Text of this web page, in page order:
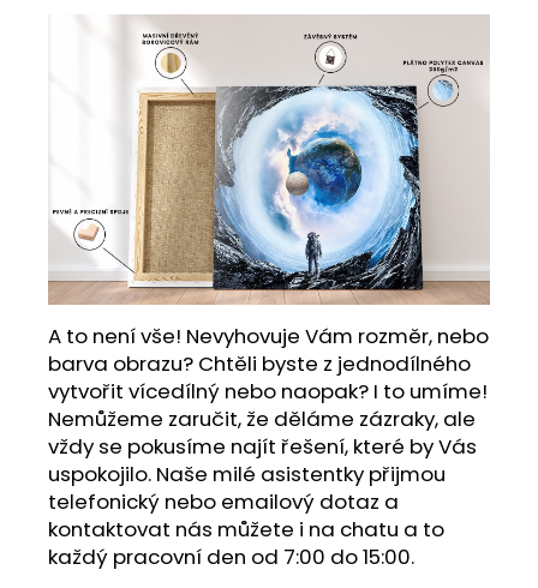
A to není vše! Nevyhovuje Vám rozměr, nebo
barva obrazu? Chtěli byste z jednodílného
vytvořit vícedílný nebo naopak? I to umíme!
Nemůžeme zaručit, že děláme zázraky, ale
vždy se pokusíme najít řešení, které by Vás
uspokojilo. Naše milé asistentky přijmou
telefonický nebo emailový dotaz a
kontaktovat nás můžete i na chatu a to
každý pracovní den od 7:00 do 15:00.